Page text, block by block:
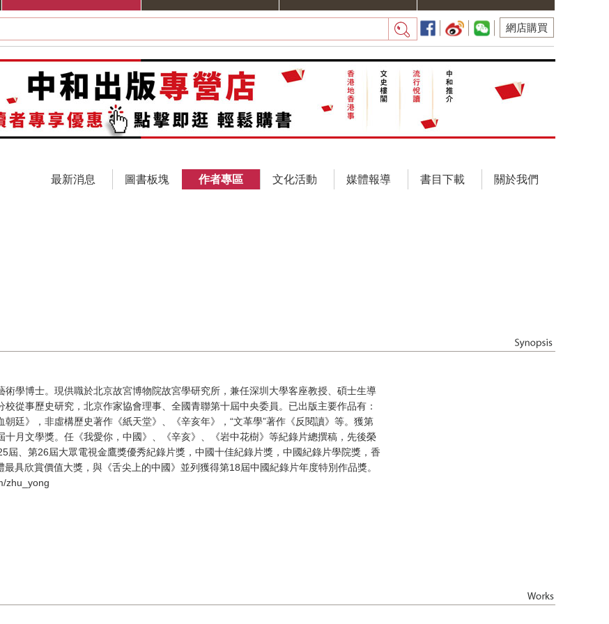
網店購買
最新消息 圖書板塊 作者專區 文化活動 媒體報導 書目下載 關於我們
術學博士。現供職於北京故宮博物院故宮學研究所，兼任深圳大學客座教授、碩士生導
校從事歷史研究，北京作家協會理事、全國青聯第十屆中央委員。已出版主要作品有：
廷》，非虛構歷史著作《紙天堂》、《辛亥年》，“文革學”著作《反閱讀》等。獲第
十月文學獎。任《我愛你，中國》、《辛亥》、《岩中花樹》等紀錄片總撰稿，先後榮
屆、第26屆大眾電視金鷹獎優秀紀錄片獎，中國十佳紀錄片獎，中國紀錄片學院獎，香
具欣賞價值大獎，與《舌尖上的中國》並列獲得第18屆中國紀錄片年度特別作品獎。
zhu_yong